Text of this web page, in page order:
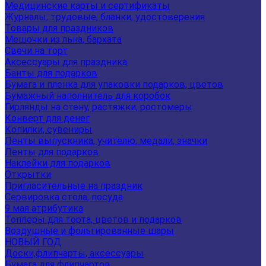
Медицинские карты и сертификаты
Журналы, трудовые, бланки, удостоверения
Товары для праздников
Мешочки из льна, бархата
Свечи на торт
Аксессуары для праздника
Банты для подарков
Бумага и пленка для упаковки подарков, цветов
Бумажный наполнитель для коробок
Гирлянды на стену, растяжки, ростомеры
Конверт для денег
Копилки, сувениры
Ленты выпускника, учителю, медали, значки
Ленты для подарков
Наклейки для подарков
Открытки
Пригласительные на праздник
Сервировка стола, посуда
9 мая атрибутика
Топперы для торта, цветов и подарков
Воздушные и фольгированные шары
НОВЫЙ ГОД
Доски,флипчарты, аксессуары